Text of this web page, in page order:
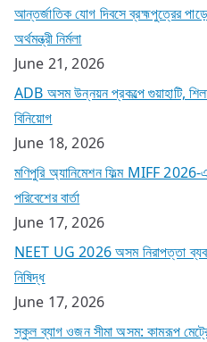
আন্তর্জাতিক যোগ দিবসে ব্রহ্মপুত্রের
অর্থমন্ত্রী নির্মলা
June 21, 2026
ADB অসম উন্নয়ন প্রকল্পে গুয়াহাটি,
বিনিয়োগ
June 18, 2026
মণিপুরি অ্যানিমেশন ফিল্ম MIFF 2026-
পরিবেশের বার্তা
June 17, 2026
NEET UG 2026 অসম নিরাপত্তা
নিষিদ্ধ
June 17, 2026
স্কুল ব্যাগ ওজন সীমা অসম: কামরূপ